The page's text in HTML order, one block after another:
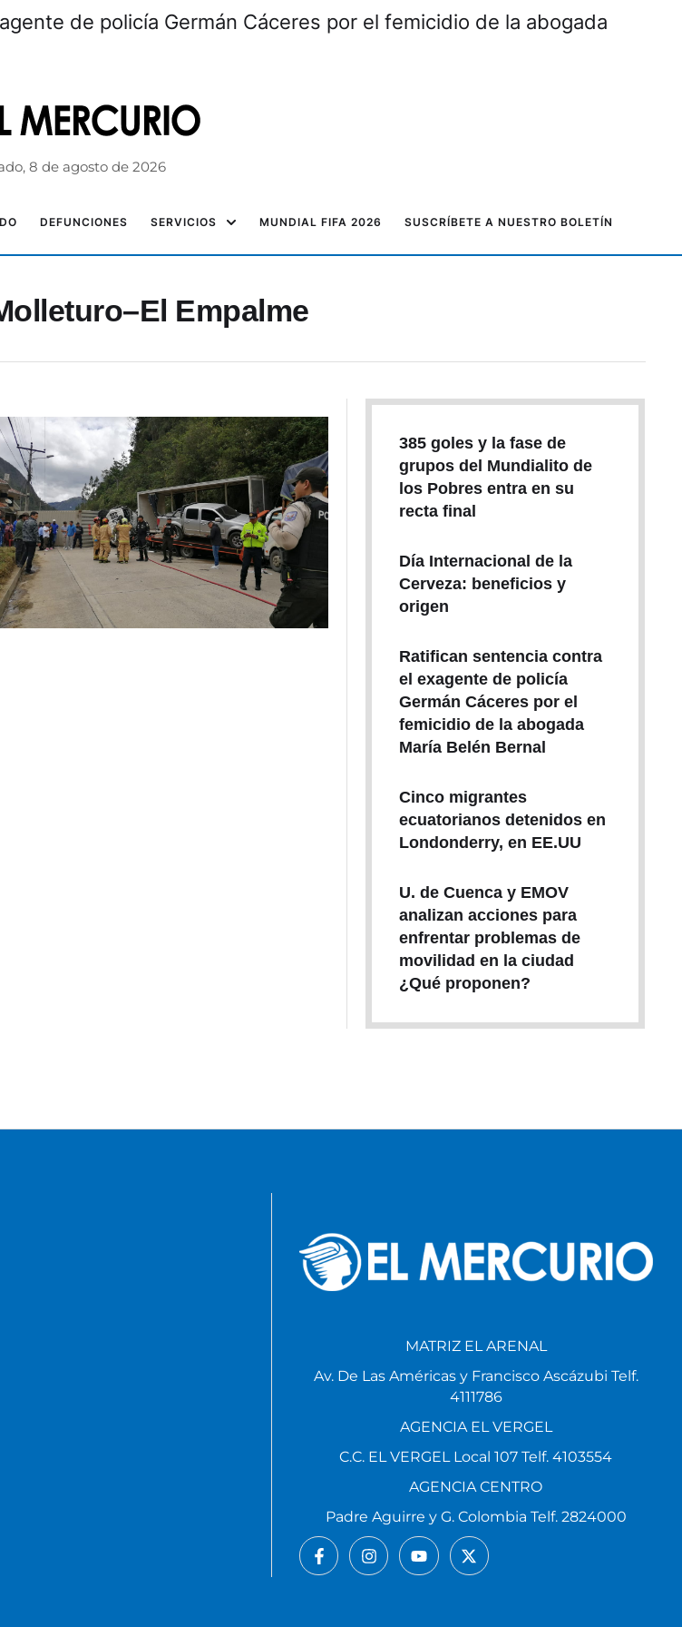
de policía Germán Cáceres por el femicidio de la abogada
8 de agosto de 2026
DEFUNCIONES SERVICIOS MUNDIAL FIFA 2026 SUSCRÍBETE A NUESTRO BOLETÍN
Empalme
385 goles y la fase de
grupos del Mundialito de
los Pobres entra en su
recta final
Día Internacional de la
Cerveza: beneficios y
origen
Ratifican sentencia contra
el exagente de policía
Germán Cáceres por el
femicidio de la abogada
María Belén Bernal
Cinco migrantes
ecuatorianos detenidos en
Londonderry, en EE.UU
U. de Cuenca y EMOV
analizan acciones para
enfrentar problemas de
movilidad en la ciudad
¿Qué proponen?
MATRIZ EL ARENAL
Av. De Las Américas y Francisco Ascázubi Telf.
4111786
AGENCIA EL VERGEL
C.C. EL VERGEL Local 107 Telf. 4103554
AGENCIA CENTRO
Padre Aguirre y G. Colombia Telf. 2824000